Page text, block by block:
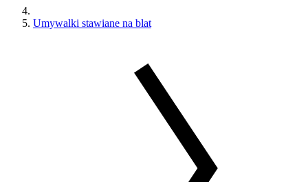
Umywalki stawiane na blat